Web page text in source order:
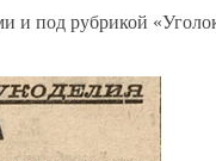
и под рубрикой